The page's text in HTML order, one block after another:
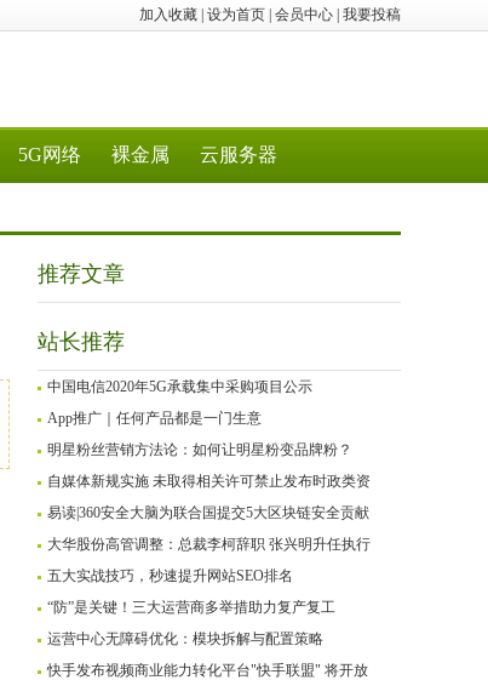
加入收藏 设为首页 会员中心 我要投稿
5G网络 裸金属 云服务器
推荐文章
站长推荐
中国电信2020年5G承载集中采购项目公示
App推广｜任何产品都是一门生意
明星粉丝营销方法论：如何让明星粉变品牌粉？
自媒体新规实施 未取得相关许可禁止发布时政类资
易读|360安全大脑为联合国提交5大区块链安全贡献
大华股份高管调整：总裁李柯辞职 张兴明升任执行
五大实战技巧，秒速提升网站SEO排名
“防”是关键！三大运营商多举措助力复产复工
运营中心无障碍优化：模块拆解与配置策略
快手发布视频商业能力转化平台"快手联盟" 将开放